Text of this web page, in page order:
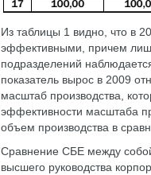
Из таблицы 1 видно, что в
эффективными, причем
подразделений
показатель вырос в 2009
масштаб производства,
эффективности масштаба
объем производства в
Сравнение СБЕ между
высшего руководства